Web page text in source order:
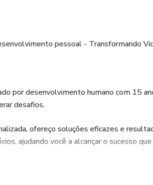
pessoal - Transformando
por desenvolvimento humano com 15
desafios.
ofereço soluções eficazes e
ajudando você a alcançar o sucesso